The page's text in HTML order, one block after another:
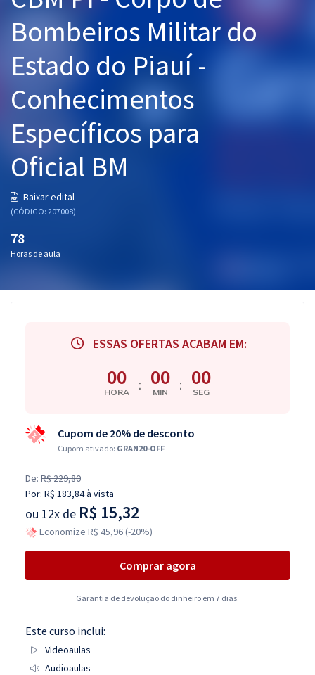
Graduação
Mentorias
Questões grátis
Conteúdo gratuito
Blog
Bombeiros Militar do
Estado do Piauí -
Conhecimentos
Específicos para
Oficial BM
Baixar edital
(CÓDIGO: 207008)
78
Horas de aula
ESSAS OFERTAS ACABAM EM:
00
HORA : 00
MIN : 00
SEG
Cupom de 20% de desconto
Cupom ativado: GRAN20-OFF
De: R$ 229,80
Por: R$ 183,84à vista
ou 12x de R$ 15,32
Economize R$ 45,96 (-20%)
Comprar agora
Garantia de devolução do dinheiro em 7 dias.
Este curso inclui:
Videoaulas
Audioaulas